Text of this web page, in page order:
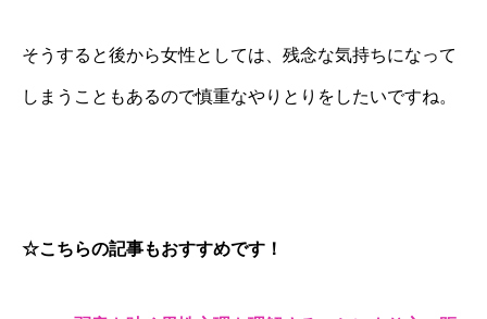
そうすると後から女性としては、残念な気持ちになって
しまうこともあるので慎重なやりとりをしたいですね。
☆こちらの記事もおすすめです！